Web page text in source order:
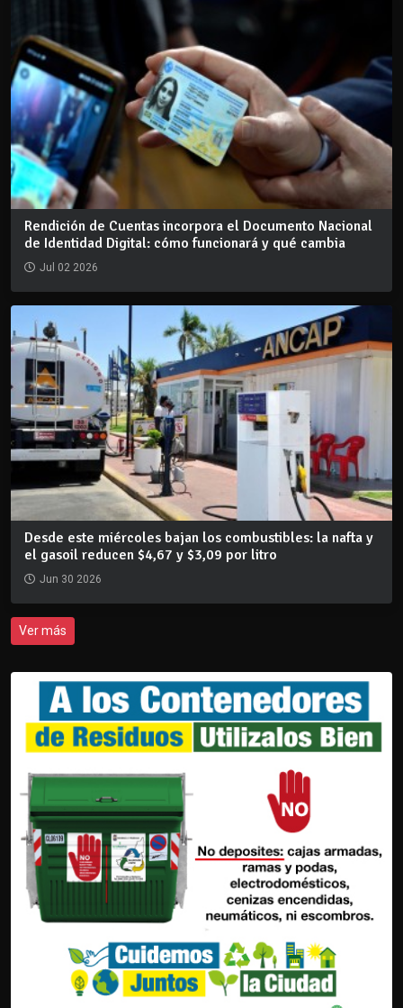
Rendición de Cuentas incorpora el Documento Nacional
de Identidad Digital: cómo funcionará y qué cambia
Jul 02 2026
Desde este miércoles bajan los combustibles: la nafta y
el gasoil reducen $4,67 y $3,09 por litro
Jun 30 2026
Ver más